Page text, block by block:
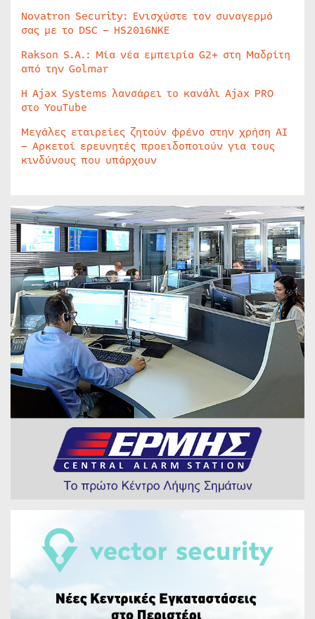
Novatron Security: Ενισχύστε τον συναγερμό
σας με το DSC – HS2016NKE
Rakson S.A.: Μία νέα εμπειρία G2+ στη Μαδρίτη
από την Golmar
Η Ajax Systems λανσάρει το κανάλι Ajax PRO
στο YouTube
Μεγάλες εταιρείες ζητούν φρένο στην χρήση AI
– Αρκετοί ερευνητές προειδοποιούν για τους
κινδύνους που υπάρχουν